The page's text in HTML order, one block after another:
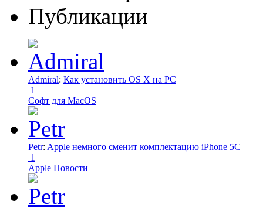
Публикации
Admiral: Как установить OS X на PC
1
Софт для MacOS
Petr: Apple немного сменит комплектацию iPhone 5C
1
Apple Новости